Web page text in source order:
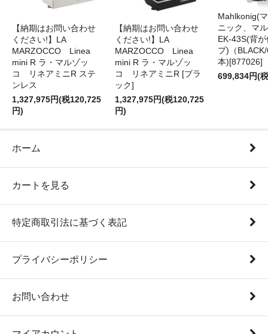
【納期はお問い合わせ
ください!】LA
MARZOCCO Linea
mini R ラ・マルゾッ
コ リネアミニR ステ
ンレス
1,327,975円(税120,725
円)
【納期はお問い合わせ
ください!】LA
MARZOCCO Linea
mini R ラ・マルゾッ
コ リネアミニR [ブラ
ック]
1,327,975円(税120,725
円)
Mahlkonig(
ニック、マ
EK-43S(背
プ)（
本)[877026]
699,834円(
ホーム
カートを見る
特定商取引法に基づく表記
プライバシーポリシー
お問い合わせ